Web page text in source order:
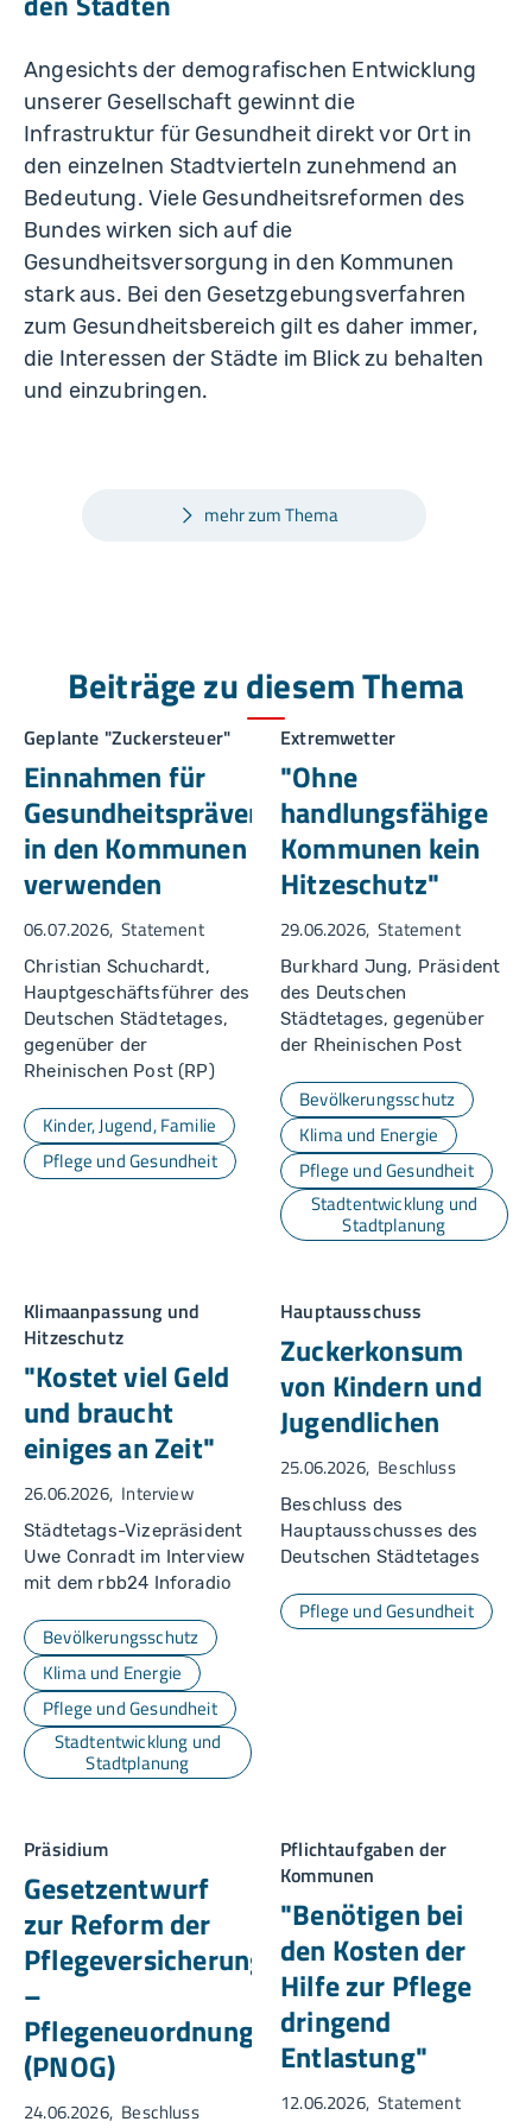
Angesichts der demografischen Entwicklung
unserer Gesellschaft gewinnt die
Infrastruktur für Gesundheit direkt vor Ort in
den einzelnen Stadtvierteln zunehmend an
Bedeutung. Viele Gesundheitsreformen des
Bundes wirken sich auf die
Gesundheitsversorgung in den Kommunen
stark aus. Bei den Gesetzgebungsverfahren
zum Gesundheitsbereich gilt es daher immer,
die Interessen der Städte im Blick zu behalten
und einzubringen.
mehr zum Thema
Beiträge zu diesem Thema
Geplante "Zuckersteuer"
Einnahmen für
Gesundheitsprävention
in den Kommunen
verwenden
06.07.2026 Statement
Christian Schuchardt,
Hauptgeschäftsführer des
Deutschen Städtetages,
gegenüber der
Rheinischen Post (RP)
Kinder, Jugend, Familie
Pflege und Gesundheit
Extremwetter
"Ohne
handlungsfähige
Kommunen kein
Hitzeschutz"
29.06.2026 Statement
Burkhard Jung, Präsident
des Deutschen
Städtetages, gegenüber
der Rheinischen Post
Bevölkerungsschutz
Klima und Energie
Pflege und Gesundheit
Stadtentwicklung und
Stadtplanung
Klimaanpassung und
Hitzeschutz
"Kostet viel Geld
und braucht
einiges an Zeit"
26.06.2026 Interview
Städtetags-Vizepräsident
Uwe Conradt im Interview
mit dem rbb24 Inforadio
Bevölkerungsschutz
Klima und Energie
Pflege und Gesundheit
Stadtentwicklung und
Stadtplanung
Hauptausschuss
Zuckerkonsum
von Kindern und
Jugendlichen
25.06.2026 Beschluss
Beschluss des
Hauptausschusses des
Deutschen Städtetages
Pflege und Gesundheit
Präsidium
Gesetzentwurf
zur Reform der
Pflegeversicherung
–
Pflegeneuordnungsgesetz
(PNOG)
24.06.2026 Beschluss
Pflichtaufgaben der
Kommunen
"Benötigen bei
den Kosten der
Hilfe zur Pflege
dringend
Entlastung"
12.06.2026 Statement